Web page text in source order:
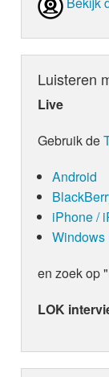
Luisteren
Live
Gebruik de
Android
iPhone /
Windows
en zoek op
LOK